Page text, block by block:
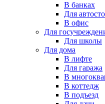
В банках
Для
В офис
Для
Для школы
Для дома
В лифте
Для гаража
В
В коттедж
В подъезд